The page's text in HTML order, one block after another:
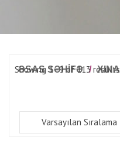
ƏSAS SƏHİFƏ / XINA
Showing 1–9 of 113 results
Varsayılan Sıralama